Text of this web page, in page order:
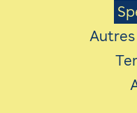
AVEC LES
LES